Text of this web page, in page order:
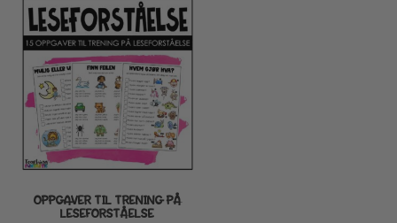
OPPGAVER TIL TRENING PÅ
LESEFORSTÅELSE